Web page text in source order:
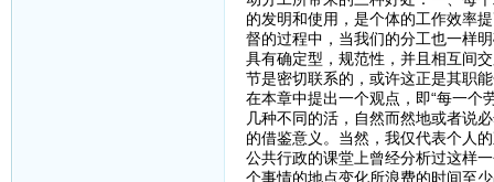
的发明和使用，是个体的工作效率
督的过程中，当我们的分工也一样
具有确定型，规范性，并且相互间
节是密切联系的，或许这正是其职
在本章中提出一个观点，即“每一个
几种不同的活，自然而然地或者说
的借鉴意义。当然，我仅代表个人
公共行政的课堂上曾经分析过这样
个事情的地点变化所浪费的时间至